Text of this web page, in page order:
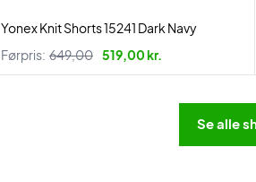
Yonex Knit Shorts 15241 Dark Navy
Førpris: 649,00 519,00 kr.
Se alle